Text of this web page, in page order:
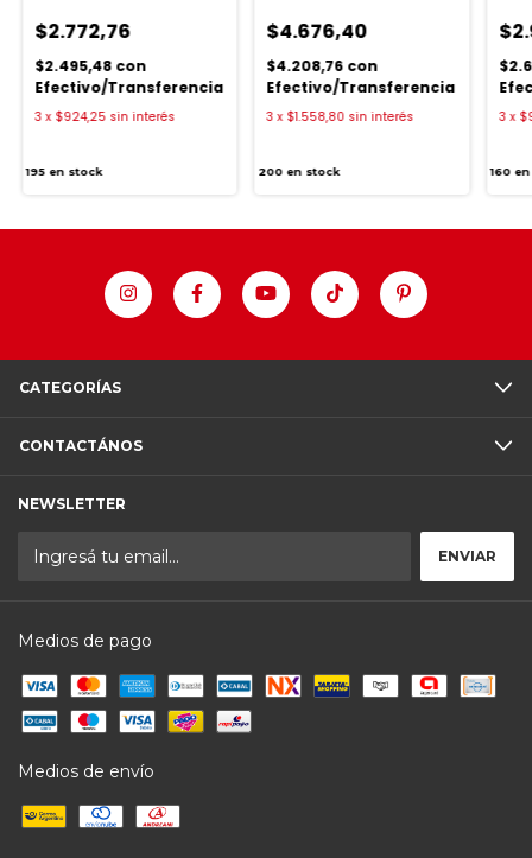
$2.772,76
$2.495,48 con
Efectivo/Transferencia
3 x $924,25 sin interés
195 en stock
$4.676,40
$4.208,76 con
Efectivo/Transferencia
3 x $1.558,80 sin interés
200 en stock
3 x
160
CATEGORÍAS
CONTACTÁNOS
NEWSLETTER
Medios de pago
Medios de envío